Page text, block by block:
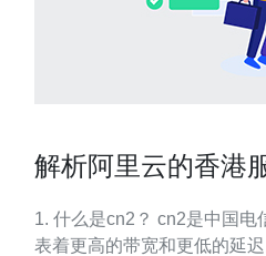
解析阿里云的香港
1. 什么是cn2？ cn2是中国电信的第二代网络传输技术，代
表着更高的带宽和更低的延